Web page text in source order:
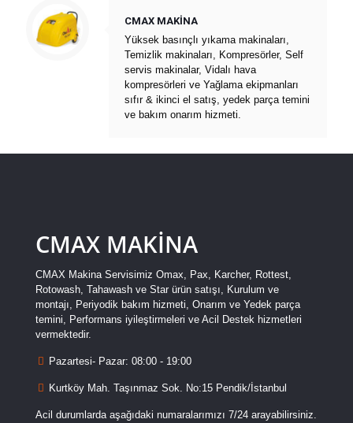
CMAX MAKİNA
Yüksek basınçlı yıkama makinaları,
Temizlik makinaları, Kompresörler, Self
servis makinalar, Vidalı hava
kompresörleri ve Yağlama ekipmanları
sıfır & ikinci el satış, yedek parça temini
ve bakım onarım hizmeti.
CMAX MAKİNA
CMAX Makina Servisimiz Omax, Pax, Karcher, Rottest,
Rotowash, Tahawash ve Star ürün satışı, Kurulum ve
montajı, Periyodik bakım hizmeti, Onarım ve Yedek parça
temini, Performans iyileştirmeleri ve Acil Destek hizmetleri
vermektedir.
Pazartesi- Pazar: 08:00 - 19:00
Kurtköy Mah. Taşınmaz Sok. No:15 Pendik/İstanbul
Acil durumlarda aşağıdaki numaralarımızı 7/24 arayabilirsiniz.